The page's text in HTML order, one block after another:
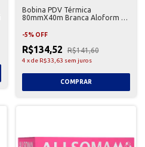
Bobina PDV Térmica
80mmX40m Branca Aloform 30
-5% OFF
R$134,52 R$141,60
4 xde R$33,63 sem juros